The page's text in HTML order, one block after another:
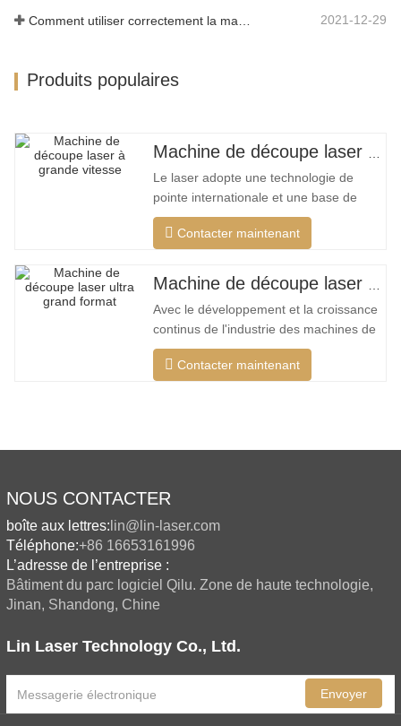
Comment utiliser correctement la machine de découpe laser? 2021-12-29
Produits populaires
Machine de découpe laser à grand encerclement à grande vitesse
Le laser adopte une technologie de
pointe internationale et une base de
données de processus de découpe
unique, qui peut effectuer différentes
matériaux, optimiser la surface de
coupe, couper une plus large gamme de
matériaux, une vitesse plus rapide, une
Contacter maintenant
Machine de découpe laser ultra grand format bon marché
Avec le développement et la croissance
continus de l'industrie des machines de
découpe laser de mon pays, il existe de
plus en plus de types de machines de
produits fabriqués par les grandes
Contacter maintenant
NOUS CONTACTER
boîte aux lettres: lin@lin-laser.com
Téléphone:+86 16653161996
L’adresse de l’entreprise :
Bâtiment du parc logiciel Qilu. Zone de haute technologie,
Jinan, Shandong, Chine
Lin Laser Technology Co., Ltd.
Envoyer